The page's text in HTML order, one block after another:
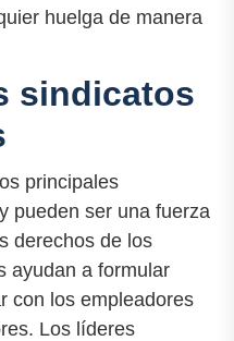
huelga de manera
sindicatos
principales
pueden ser una fuerza
derechos de los
ayudan a formular
con los empleadores
Los líderes